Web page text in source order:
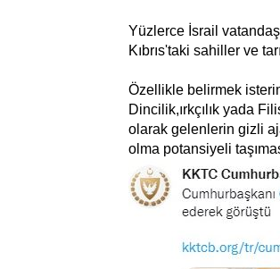
Yüzlerce İsrail
Kıbrıs'taki sahiller ve
Özellikle belirmek
Dincilik,ırkçılık yada
olarak gelenlerin gizli
olma potansiyeli